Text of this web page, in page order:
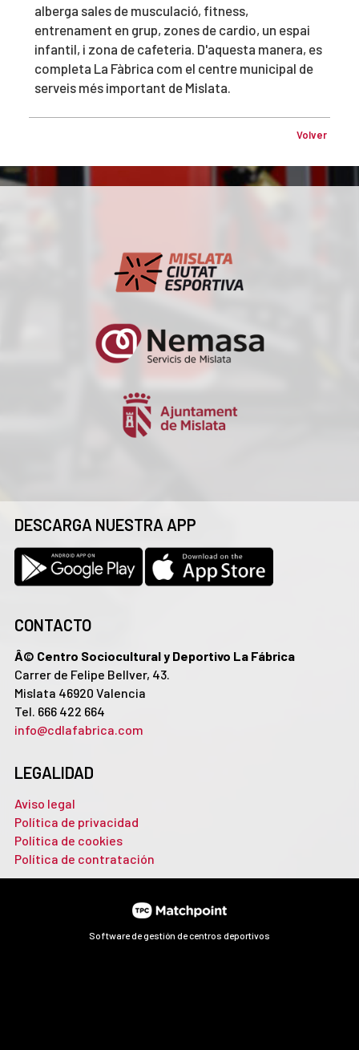
alberga sales de musculació, fitness,
entrenament en grup, zones de cardio, un espai
infantil, i zona de cafeteria. D'aquesta manera, es
completa La Fàbrica com el centre municipal de
serveis més important de Mislata.
Volver
DESCARGA NUESTRA APP
CONTACTO
Â© Centro Sociocultural y Deportivo La Fábrica
Carrer de Felipe Bellver, 43.
Mislata 46920 Valencia
Tel. 666 422 664
info@cdlafabrica.com
LEGALIDAD
Aviso legal
Política de privacidad
Política de cookies
Política de contratación
Software de gestión de centros deportivos